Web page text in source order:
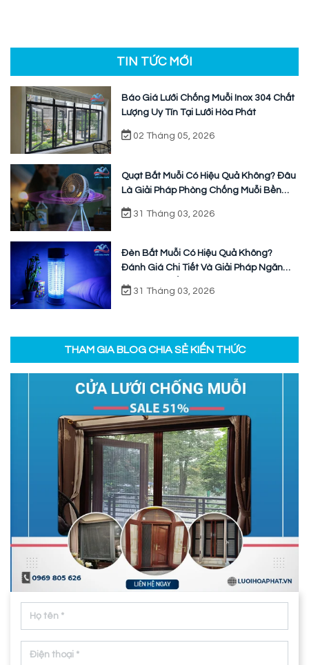
TIN TỨC MỚI
Báo Giá Lưới Chống Muỗi Inox 304 Chất
Lượng Uy Tín Tại Lưới Hòa Phát
02 Tháng 05, 2026
Quạt Bắt Muỗi Có Hiệu Quả Không? Đâu
Là Giải Pháp Phòng Chống Muỗi Bền
31 Tháng 03, 2026
Đèn Bắt Muỗi Có Hiệu Quả Không?
Đánh Giá Chi Tiết Và Giải Pháp Ngăn
Chặn Triệt Để
31 Tháng 03, 2026
THAM GIA BLOG CHIA SẺ KIẾN THỨC